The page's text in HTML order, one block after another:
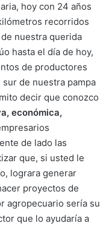
hoy con 24 años
recorridos
nuestra querida
hasta el día de hoy,
de productores
de nuestra pampa
decir que conozco
económica,
de lado las
que, si usted le
lograra generar
proyectos de
agropecuario sería su
que lo ayudaría a